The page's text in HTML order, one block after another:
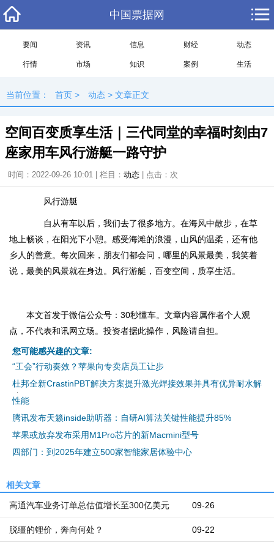
中国票据网
要闻 资讯 信息 财经 动态
行情 市场 知识 案例 生活
当前位置： 首页 > 动态 > 文章正文
空间百变质享生活｜三代同堂的幸福时刻由7
座家用车风行游艇一路守护
时间：2022-09-26 10:01 | 栏目： 动态 | 点击： 次
风行游艇
自从有车以后，我们去了很多地方。在海风中散步，在草
地上畅谈，在阳光下小憩。感受海滩的浪漫，山风的温柔，还有他
乡人的善意。每次回来，朋友们都会问，哪里的风景最美，我笑着
说，最美的风景就在身边。风行游艇，百变空间，质享生活。
本文首发于微信公众号：30秒懂车。文章内容属作者个人观
点，不代表和讯网立场。投资者据此操作，风险请自担。
您可能感兴趣的文章:
“工会”行动奏效？苹果向专卖店员工让步
杜邦全新CrastinPBT解决方案提升激光焊接效果并具有优异耐水解
性能
腾讯发布天籁inside助听器：自研AI算法关键性能提升85%
苹果或放弃发布采用M1Pro芯片的新Macmini型号
四部门：到2025年建立500家智能家居体验中心
相关文章
09-26
高通汽车业务订单总估值增长至300亿美元
09-22
脱缰的锂价，奔向何处？